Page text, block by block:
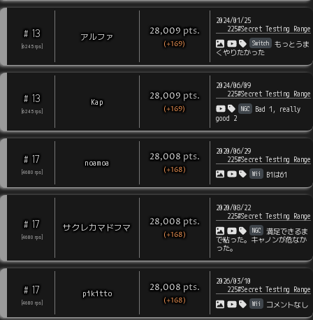
# 13
6245 rps
アルファ 28,009 pts.
(+169)
2024/01/25
225#Secret Testing Range
Switch
もっとうま
くやりたかった
# 13
6245 rps
Kap 28,009 pts.
(+169)
2024/06/09
225#Secret Testing Range
NGC
Bad 1, really
good 2
# 17
4680 rps
noamoa 28,008 pts.
(+168)
2020/06/29
225#Secret Testing Range
Wii B1は61
# 17
4680 rps
サクレカマドフマ 28,008 pts.
(+168)
2020/08/22
225#Secret Testing Range
NGC
満足できるま
で粘った。キャノンが危なか
った。
# 17
4680 rps
pikitto 28,008 pts.
(+168)
2026/03/10
225#Secret Testing Range
Wii コメントなし